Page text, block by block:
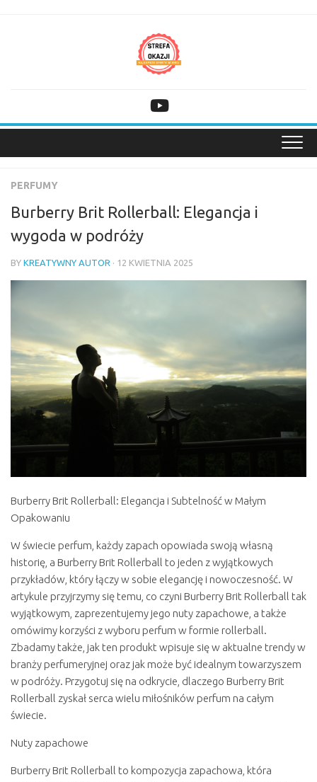
PERFUMY
Burberry Brit Rollerball: Elegancja i
wygoda w podróży
BY KREATYWNY AUTOR · 12 KWIETNIA 2025
Burberry Brit Rollerball: Elegancja i Subtelność w Małym
Opakowaniu
W świecie perfum, każdy zapach opowiada swoją własną
historię, a Burberry Brit Rollerball to jeden z wyjątkowych
przykładów, który łączy w sobie elegancję i nowoczesność. W
artykule przyjrzymy się temu, co czyni Burberry Brit Rollerball tak
wyjątkowym, zaprezentujemy jego nuty zapachowe, a także
omówimy korzyści z wyboru perfum w formie rollerball.
Zbadamy także, jak ten produkt wpisuje się w aktualne trendy w
branży perfumeryjnej oraz jak może być idealnym towarzyszem
w podróży. Przygotuj się na odkrycie, dlaczego Burberry Brit
Rollerball zyskał serca wielu miłośników perfum na całym
świecie.
Nuty zapachowe
Burberry Brit Rollerball to kompozycja zapachowa, która